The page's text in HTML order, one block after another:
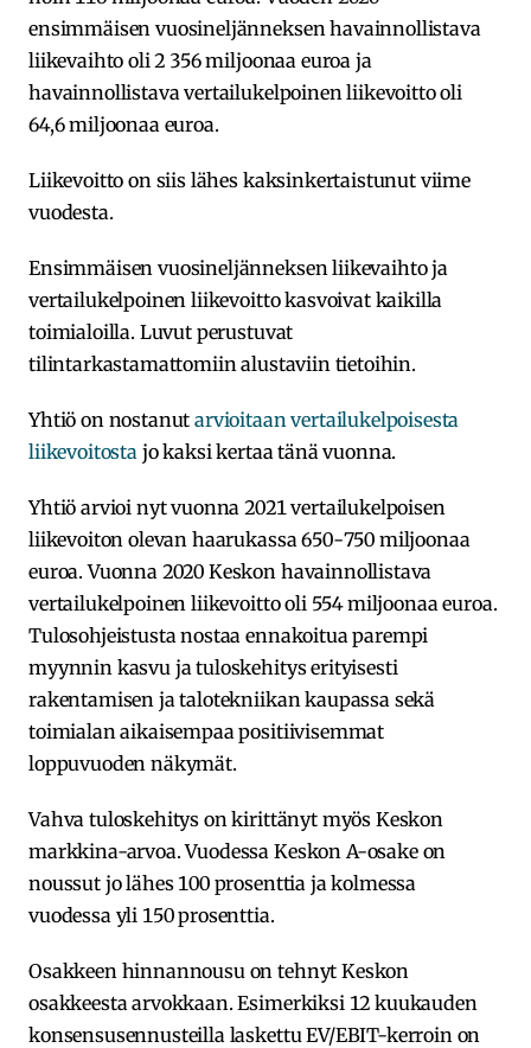
ensimmäisen vuosineljänneksen havainnollistava
liikevaihto oli 2 356 miljoonaa euroa ja
havainnollistava vertailukelpoinen liikevoitto oli
64,6 miljoonaa euroa.
Liikevoitto on siis lähes kaksinkertaistunut viime
vuodesta.
Ensimmäisen vuosineljänneksen liikevaihto ja
vertailukelpoinen liikevoitto kasvoivat kaikilla
toimialoilla. Luvut perustuvat
tilintarkastamattomiin alustaviin tietoihin.
Yhtiö on nostanutarvioitaan vertailukelpoisesta
liikevoitosta jo kaksi kertaa tänä vuonna.
Yhtiö arvioi nyt vuonna 2021 vertailukelpoisen
liikevoiton olevan haarukassa 650-750 miljoonaa
euroa. Vuonna 2020 Keskon havainnollistava
vertailukelpoinen liikevoitto oli 554 miljoonaa euroa.
Tulosohjeistusta nostaa ennakoitua parempi
myynnin kasvu ja tuloskehitys erityisesti
rakentamisen ja talotekniikan kaupassa sekä
toimialan aikaisempaa positiivisemmat
loppuvuoden näkymät.
Vahva tuloskehitys on kirittänyt myös Keskon
markkina-arvoa. Vuodessa Keskon A-osake on
noussut jo lähes 100 prosenttia ja kolmessa
vuodessa yli 150 prosenttia.
Osakkeen hinnannousu on tehnyt Keskon
osakkeesta arvokkaan. Esimerkiksi 12 kuukauden
konsensusennusteilla laskettu EV/EBIT-kerroin on